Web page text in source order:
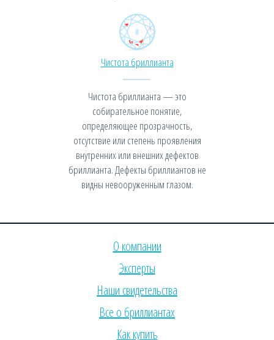
Чистота бриллианта
Чистота бриллианта — это
собирательное понятие,
определяющее прозрачность,
отсутствие или степень проявления
внутренних или внешних дефектов
бриллианта. Дефекты бриллиантов не
видны невооруженным глазом.
О компании
Эксперты
Наши свидетельства
Все о бриллиантах
Как купить